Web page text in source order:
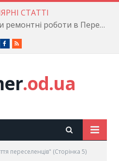
СТАТТІ
Енергетики завершили ремонтні роботи в Пересипському районі
Facebook
RSS
.od.ua
переселенців" (Сторінка 5)